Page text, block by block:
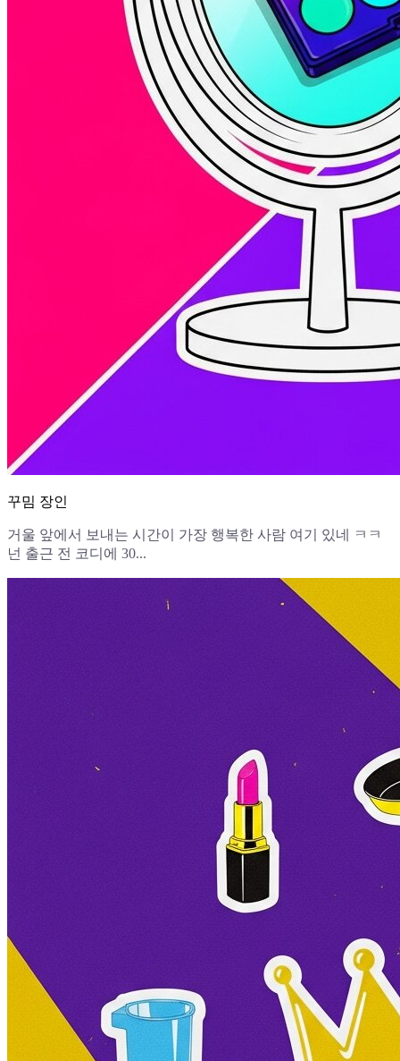
꾸밈 장인
거울 앞에서 보내는 시간이 가장 행복한 사람 여기 있네 ㅋㅋ
넌 출근 전 코디에 30...